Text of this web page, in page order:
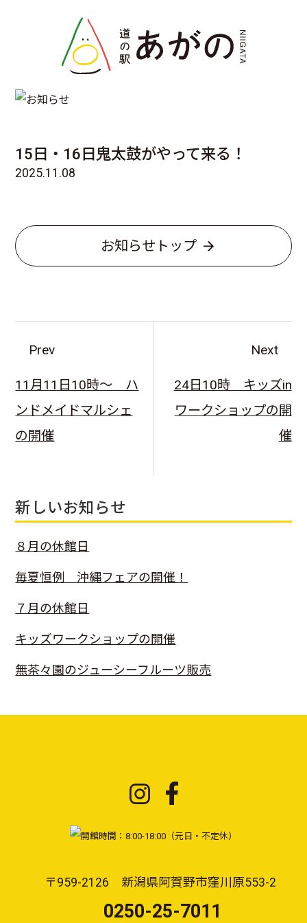
15日・16日鬼太鼓がやって来る！
2025.11.08
お知らせトップ
Prev
11月11日10時～ ハ
ンドメイドマルシェ
の開催
Next
24日10時 キッズin
ワークショップの開
催
新しいお知らせ
８月の休館日
毎夏恒例 沖縄フェアの開催！
７月の休館日
キッズワークショップの開催
無茶々園のジューシーフルーツ販売
〒959-2126 新潟県阿賀野市窪川原553-2
0250-25-7011